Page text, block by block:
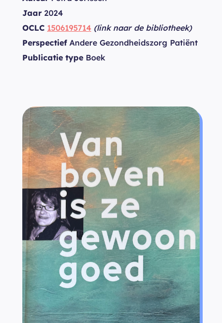
Jaar 2024
OCLC 1506195714 (link naar de bibliotheek)
PerspectiefAndere Gezondheidszorg Patiënt
Publicatie type Boek